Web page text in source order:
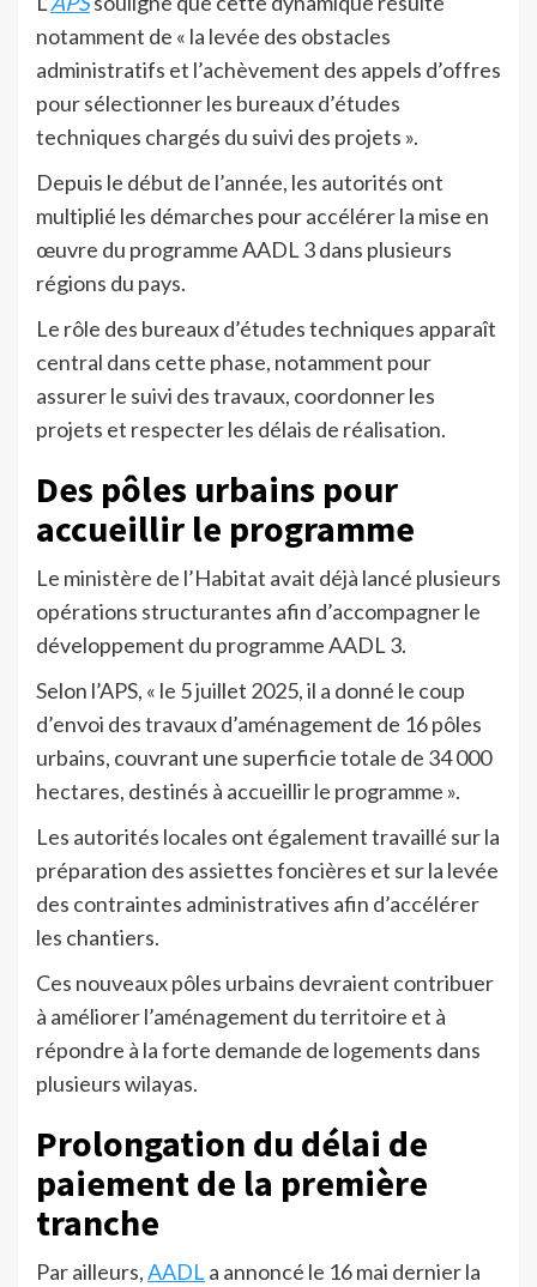
notamment de « la levée des obstacles
administratifs et l’achèvement des appels d’offres
pour sélectionner les bureaux d’études
techniques chargés du suivi des projets ».
Depuis le début de l’année, les autorités ont
multiplié les démarches pour accélérer la mise en
œuvre du programme AADL 3 dans plusieurs
régions du pays.
Le rôle des bureaux d’études techniques apparaît
central dans cette phase, notamment pour
assurer le suivi des travaux, coordonner les
projets et respecter les délais de réalisation.
Des pôles urbains pour
accueillir le programme
Le ministère de l’Habitat avait déjà lancé plusieurs
opérations structurantes afin d’accompagner le
développement du programme AADL 3.
Selon l’APS, « le 5 juillet 2025, il a donné le coup
d’envoi des travaux d’aménagement de 16 pôles
urbains, couvrant une superficie totale de 34 000
hectares, destinés à accueillir le programme ».
Les autorités locales ont également travaillé sur la
préparation des assiettes foncières et sur la levée
des contraintes administratives afin d’accélérer
les chantiers.
Ces nouveaux pôles urbains devraient contribuer
à améliorer l’aménagement du territoire et à
répondre à la forte demande de logements dans
plusieurs wilayas.
Prolongation du délai de
paiement de la première
tranche
Par ailleurs,AADL a annoncé le 16 mai dernier la